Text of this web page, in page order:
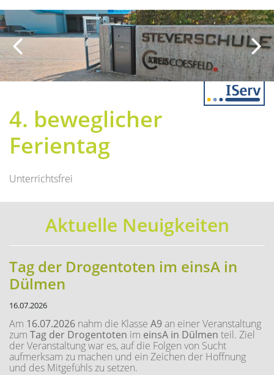
4. beweglicher
Ferientag
Unterrichtsfrei
Aktuelle Neuigkeiten
Tag der Drogentoten im einsA in
Dülmen
16.07.2026
Am 16.07.2026 nahm die Klasse A9an einer Veranstaltung
zum Tag der Drogentoten im einsA in Dülmen teil. Ziel
der Veranstaltung war es, auf die Folgen von Sucht
aufmerksam zu machen und ein Zeichen der Hoffnung
und des Mitgefühls zu setzen.